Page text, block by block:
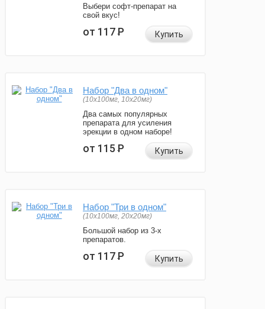
Выбери софт-препарат на
свой вкус!
от 117Р Купить
Набор "Два в одном"
(10x100мг, 10x20мг)
Два самых популярных
препарата для усиления
эрекции в одном наборе!
от 115Р Купить
Набор "Три в одном"
(10x100мг, 20x20мг)
Большой набор из 3-х
препаратов.
от 117Р Купить